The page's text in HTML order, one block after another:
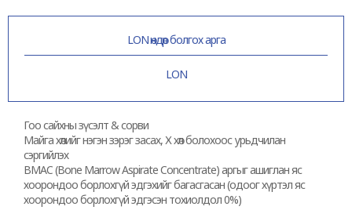
LON өндөр болгох арга
LON
Гоо сайхны зүсэлт & сорви
Майга хөлийг нэгэн зэрэг засах, Х хөл болохоос урьдчилан
сэргийлэх
BMAC (Bone Marrow Aspirate Concentrate) аргыг ашиглан яс
хоорондоо борлохгүй эдгэхийг багасгасан (одоог хүртэл яс
хоорондоо борлохгүй эдгэсэн тохиолдол 0%)